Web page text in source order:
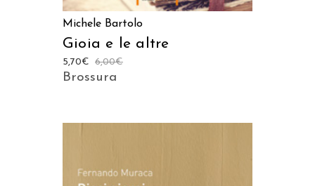
Michele Bartolo
Gioia e le altre
6,00€
5,70€
Brossura